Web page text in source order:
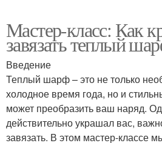
Мастер-класс: Как
завязать теплый
Введение
Теплый шарф – это не только
холодное время года, но и
может преобразить ваш наряд.
действительно украшал вас,
завязать. В этом мастер-классе